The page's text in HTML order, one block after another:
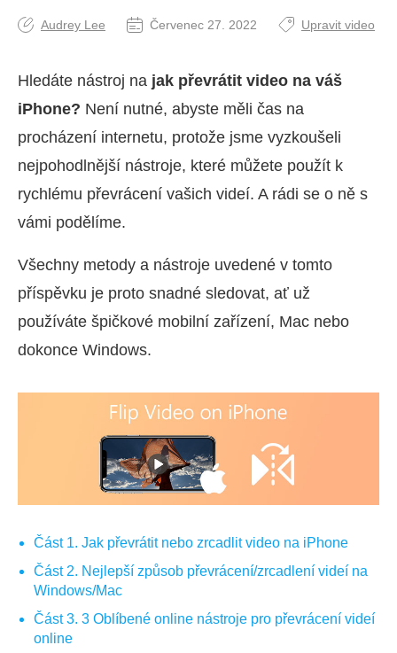
Audrey Lee Červenec 27. 2022 Upravit video
Hledáte nástroj na jak převrátit video na váš
iPhone? Není nutné, abyste měli čas na
procházení internetu, protože jsme vyzkoušeli
nejpohodlnější nástroje, které můžete použít k
rychlému převrácení vašich videí. A rádi se o ně s
vámi podělíme.
Všechny metody a nástroje uvedené v tomto
příspěvku je proto snadné sledovat, ať už
používáte špičkové mobilní zařízení, Mac nebo
dokonce Windows.
Část 1. Jak převrátit nebo zrcadlit video na iPhone
Část 2. Nejlepší způsob převrácení/zrcadlení videí na
Windows/Mac
Část 3. 3 Oblíbené online nástroje pro převrácení videí
online